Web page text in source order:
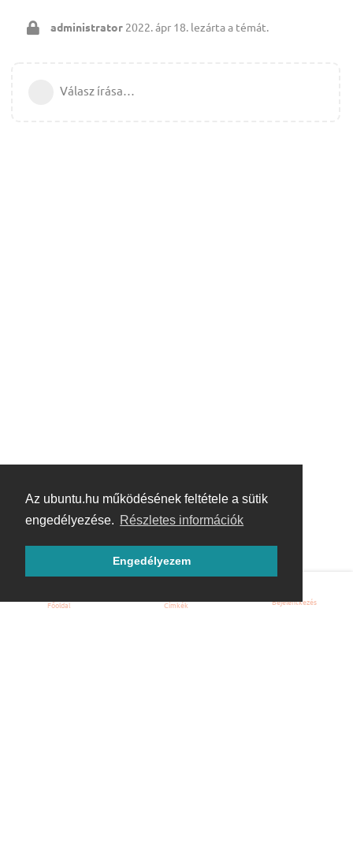
Az ubuntu.hu működésének feltétele a sütik
engedélyezése. Részletes információk
Engedélyezem
administrator 2022. ápr 18. lezárta a témát.
Válasz írása…
Főoldal Címkék Bejelentkezés